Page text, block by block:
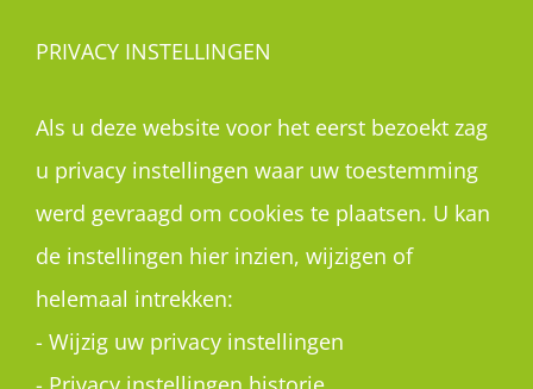
PRIVACY INSTELLINGEN
Als u deze website voor het eerst bezoekt zag
u privacy instellingen waar uw toestemming
werd gevraagd om cookies te plaatsen. U kan
de instellingen hier inzien, wijzigen of
helemaal intrekken:
- Wijzig uw privacy instellingen